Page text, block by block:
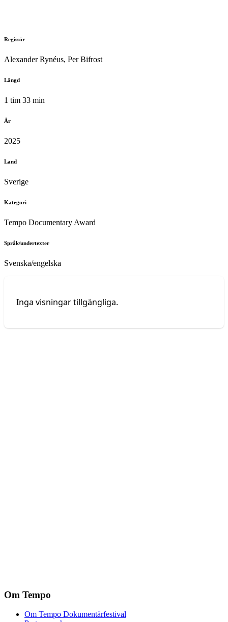
Regissör
Alexander Rynéus, Per Bifrost
Längd
1 tim 33 min
År
2025
Land
Sverige
Kategori
Tempo Documentary Award
Språk/undertexter
Svenska/engelska
Inga visningar tillgängliga.
Om Tempo
Om Tempo Dokumentärfestival